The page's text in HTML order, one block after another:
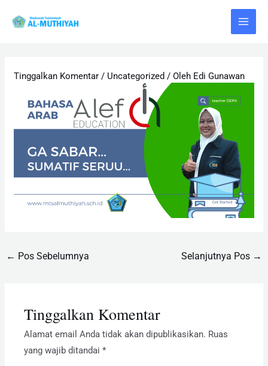
Main
Menu
Tinggalkan Komentar / Uncategorized / Oleh Edi Gunawan
navigation
← Pos Sebelumnya Selanjutnya Pos →
Tinggalkan Komentar
Alamat email Anda tidak akan dipublikasikan. Ruas
yang wajib ditandai*